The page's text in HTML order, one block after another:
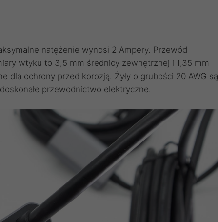
natężenie wynosi 2 Ampery. Przewód
wtyku to 3,5 mm średnicy zewnętrznej i 1,35 mm
dla ochrony przed korozją. Żyły o grubości 20 AWG są
przewodnictwo elektryczne.